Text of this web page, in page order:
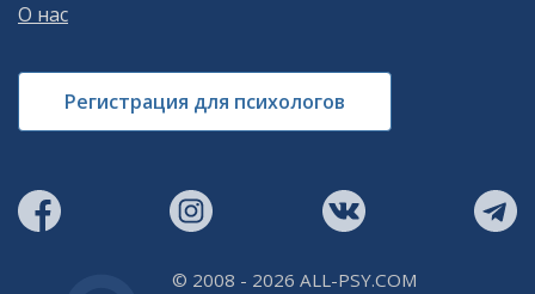
О нас
Регистрация для психологов
© 2008 - 2026 ALL-PSY.COM